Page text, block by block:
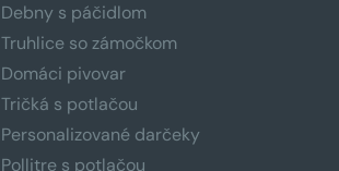
Debny s páčidlom
Truhlice so zámočkom
Domáci pivovar
Tričká s potlačou
Personalizované darčeky
Pollitre s potlačou